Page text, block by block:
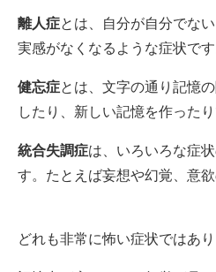
離人症とは、自分が自分でな
実感がなくなるような症状です
健忘症とは、文字の通り記憶
したり、新しい記憶を作った
統合失調症は、いろいろな症
す。たとえば妄想や幻覚、意
どれも非常に怖い症状ではあ